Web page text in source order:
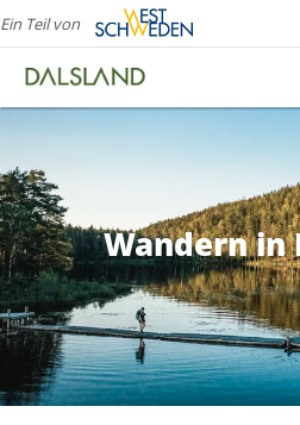
Ein Teil von
Wandern in